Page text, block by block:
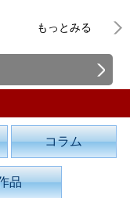
もっとみる
コラム
品